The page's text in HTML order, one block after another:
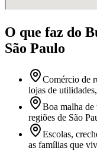
O que faz do
São Paulo
Comércio de
lojas de
Boa malha de
regiões de São
Escolas,
as famílias que